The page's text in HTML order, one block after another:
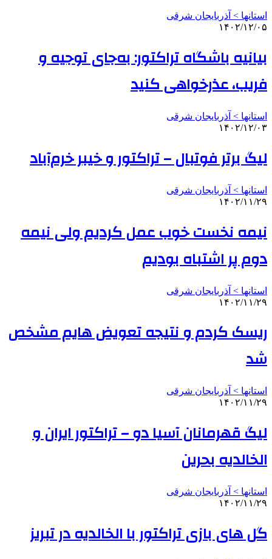
استانها > آذربایجان شرقی
۱۴۰۲/۱۲/۰۵
بیانیه باشگاه تراکتور: به‌جای توجیه و
فریب، عذرخواهی کنید
استانها > آذربایجان شرقی
۱۴۰۲/۱۲/۰۳
لیگ برتر فوتبال – تراکتور و خیبر خرم‌آباد
استانها > آذربایجان شرقی
۱۴۰۲/۱۱/۲۹
نیمه نخست خوب عمل کردیم ولی نیمه
دوم پر اشتباه بودیم
استانها > آذربایجان شرقی
۱۴۰۲/۱۱/۲۹
ریسک کردم و نتیجه تعویض هایم مشخص
شد
استانها > آذربایجان شرقی
۱۴۰۲/۱۱/۲۹
لیگ قهرمانان آسیا دو – تراکتور ایران و
الخالدیه بحرین
استانها > آذربایجان شرقی
۱۴۰۲/۱۱/۲۹
گل های بازی تراکتور با الخالدیه در تبریز